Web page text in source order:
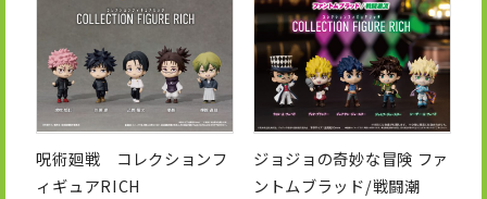
呪術廻戦 コレクションフ
ィギュアRICH
ジョジョの奇妙な冒険 ファ
ントムブラッド/戦闘潮